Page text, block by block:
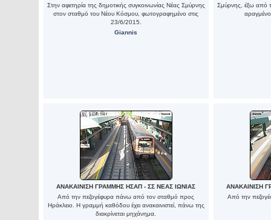
Στην αφετηρία της δημοτικής συγκοινωνίας Νέας Σμύρνης
στον σταθμό του Νέου Κόσμου, φωτογραφημένο στις
23/6/2015.
Giannis
Σμύρνης, έξω από
ΑΝΑΚΑΙΝΙΣΗ ΓΡΑΜΜΗΣ ΗΣΑΠ - ΣΣ ΝΕΑΣ ΙΩΝΙΑΣ
Από την πεζογέφυρα πάνω από τον σταθμό προς
Ηράκλειο. Η γραμμή καθόδου έχει ανακαινιστεί, πάνω της
διακρίνεται μηχάνημα.
ΑΝΑΚΑΙΝΙΣΗ
Από την